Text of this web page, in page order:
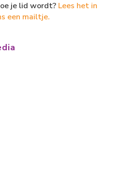
je lid wordt? Lees het in
een mailtje.